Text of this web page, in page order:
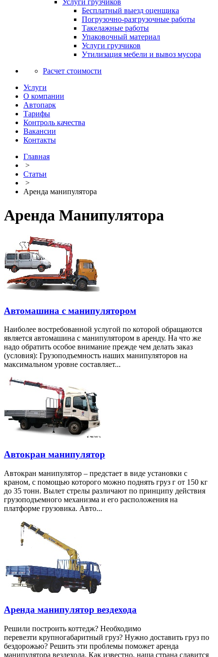
Услуги грузчиков
Бесплатный выезд оценщика
Погрузочно-разгрузочные работы
Такелажные работы
Упаковочный материал
Услуги грузчиков
Утилизация мебели и вывоз мусора
Расчет стоимости
Услуги
О компании
Автопарк
Тарифы
Контроль качества
Вакансии
Контакты
Главная
>
Статьи
>
Аренда манипулятора
Аренда Манипулятора
Автомашина с манипулятором
Наиболее востребованной услугой по которой обращаются
является автомашина с манипулятором в аренду. На что же
надо обратить особое внимание прежде чем делать заказ
(условия): Грузоподъемность наших манипуляторов на
максимальном уровне составляет...
Автокран манипулятор
Автокран манипулятор – предстает в виде установки с
краном, с помощью которого можно поднять груз г от 150 кг
до 35 тонн. Вылет стрелы различают по принципу действия
грузоподъемного механизма и его расположения на
платформе грузовика. Авто...
Аренда манипулятор вездехода
Решили построить коттедж? Необходимо
перевезти крупногабаритный груз? Нужно доставить груз по
бездорожью? Решить эти проблемы поможет аренда
манипулятора вездехода. Как известно, наша страна славится